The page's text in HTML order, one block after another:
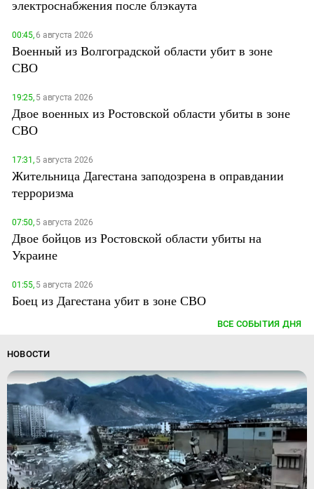
электроснабжения после блэкаута
00:45,6 августа 2026
Военный из Волгоградской области убит в зоне
СВО
19:25,5 августа 2026
Двое военных из Ростовской области убиты в зоне
СВО
17:31,5 августа 2026
Жительница Дагестана заподозрена в оправдании
терроризма
07:50,5 августа 2026
Двое бойцов из Ростовской области убиты на
Украине
01:55,5 августа 2026
Боец из Дагестана убит в зоне СВО
ВСЕ СОБЫТИЯ ДНЯ
НОВОСТИ